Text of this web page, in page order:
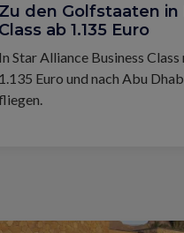
den Golfstaaten in
ab 1.135 Euro
Star Alliance Business
Euro und nach Abu